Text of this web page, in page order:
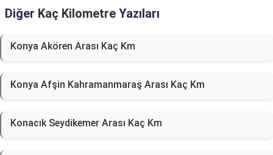
Diğer Kaç Kilometre Yazıları
Konya Akören Arası Kaç Km
Konya Afşin Kahramanmaraş Arası Kaç Km
Konacık Seydikemer Arası Kaç Km